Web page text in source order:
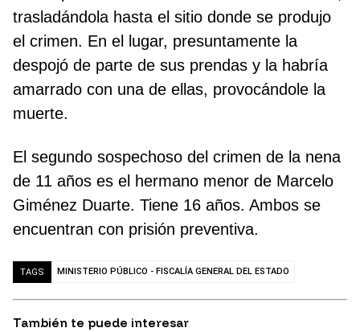
trasladándola hasta el sitio donde se produjo
el crimen. En el lugar, presuntamente la
despojó de parte de sus prendas y la habría
amarrado con una de ellas, provocándole la
muerte.
El segundo sospechoso del crimen de la nena
de 11 años es el hermano menor de Marcelo
Giménez Duarte. Tiene 16 años. Ambos se
encuentran con prisión preventiva.
TAGS MINISTERIO PÚBLICO - FISCALÍA GENERAL DEL ESTADO
También te puede interesar